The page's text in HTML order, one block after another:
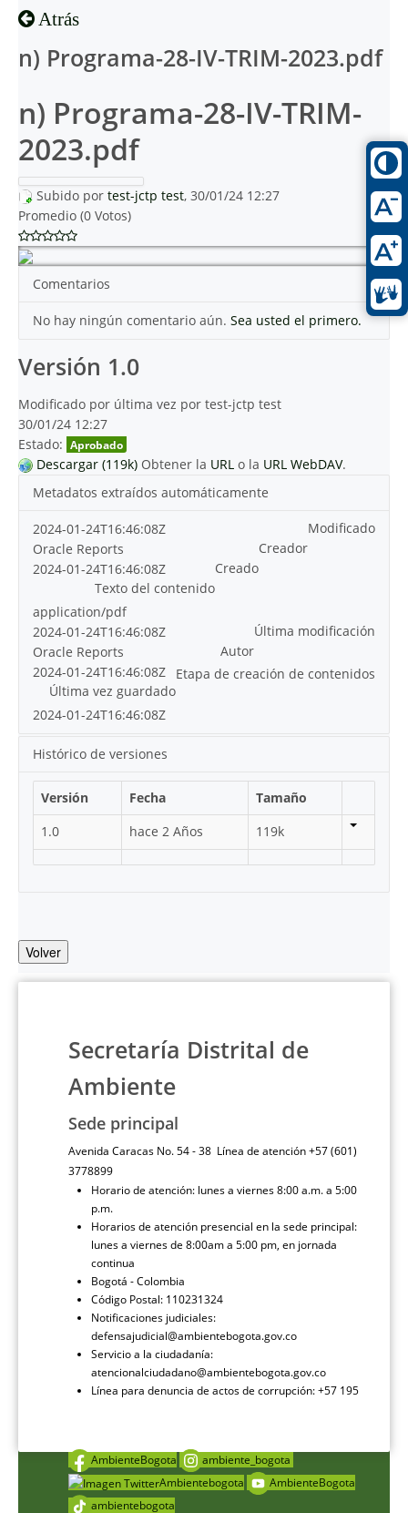
Atrás
n) Programa-28-IV-TRIM-2023.pdf
n) Programa-28-IV-TRIM-
2023.pdf
Subido por test-jctp test, 30/01/24 12:27
Promedio (0 Votos)
Comentarios
No hay ningún comentario aún. Sea usted el primero.
Versión 1.0
Modificado por última vez por test-jctp test
30/01/24 12:27
Estado: Aprobado
Descargar (119k) Obtener la URL o la URL WebDAV.
Metadatos extraídos automáticamente
Modificado
2024-01-24T16:46:08Z
Creador
Oracle Reports
Creado
2024-01-24T16:46:08Z
Texto del contenido
application/pdf
Última modificación
2024-01-24T16:46:08Z
Autor
Oracle Reports
Etapa de creación de contenidos
2024-01-24T16:46:08Z
Última vez guardado
2024-01-24T16:46:08Z
Histórico de versiones
Versión Fecha
Tamaño
1.0
hace 2 Años 119k
Volver
Secretaría Distrital de
Ambiente
Sede principal
Avenida Caracas No. 54 - 38 Línea de atención +57 (601)
3778899
Horario de atención: lunes a viernes 8:00 a.m. a 5:00
p.m.
Horarios de atención presencial en la sede principal:
lunes a viernes de 8:00am a 5:00 pm, en jornada
continua
Bogotá - Colombia
Código Postal: 110231324
Notificaciones judiciales:
defensajudicial@ambientebogota.gov.co
Servicio a la ciudadanía:
atencionalciudadano@ambientebogota.gov.co
Línea para denuncia de actos de corrupción: +57 195
AmbienteBogota
ambiente_bogota
Ambientebogota
AmbienteBogota
ambientebogota